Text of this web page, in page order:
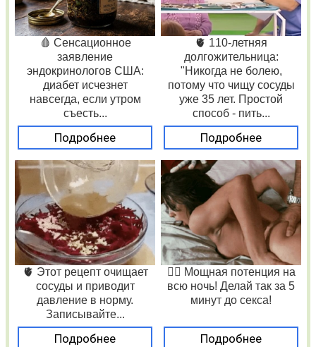
🩸 Сенсационное
заявление
эндокринологов США:
диабет исчезнет
навсегда, если утром
съесть...
Подробнее
🫀 110-летняя
долгожительница:
"Никогда не болею,
потому что чищу сосуды
уже 35 лет. Простой
способ - пить...
Подробнее
🫀 Этот рецепт очищает
сосуды и приводит
давление в норму.
Записывайте...
Подробнее
❤️‍🔥 Мощная потенция на
всю ночь! Делай так за 5
минут до секса!
Подробнее